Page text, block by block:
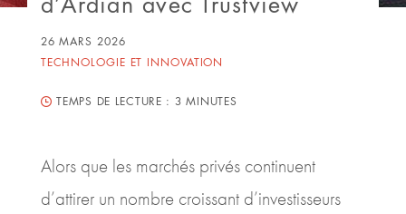
26 MARS 2026
TECHNOLOGIE ET INNOVATION
TEMPS DE LECTURE : 3 MINUTES
Alors que les marchés privés continuent
d’attirer un nombre croissant d’investisseurs